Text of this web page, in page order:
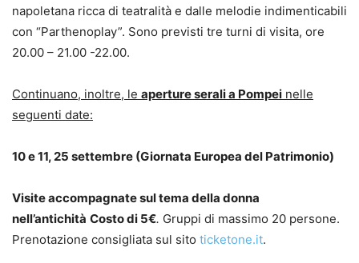
napoletana ricca di teatralità e dalle melodie indimenticabili
con “Parthenoplay”. Sono previsti tre turni di visita, ore
20.00 – 21.00 -22.00.
Continuano, inoltre, le aperture serali a Pompei nelle
seguenti date:
10 e 11, 25 settembre (Giornata Europea del Patrimonio)
Visite accompagnate sul tema della donna
nell’antichità Costo di 5€. Gruppi di massimo 20 persone.
Prenotazione consigliata sul sito ticketone.it.